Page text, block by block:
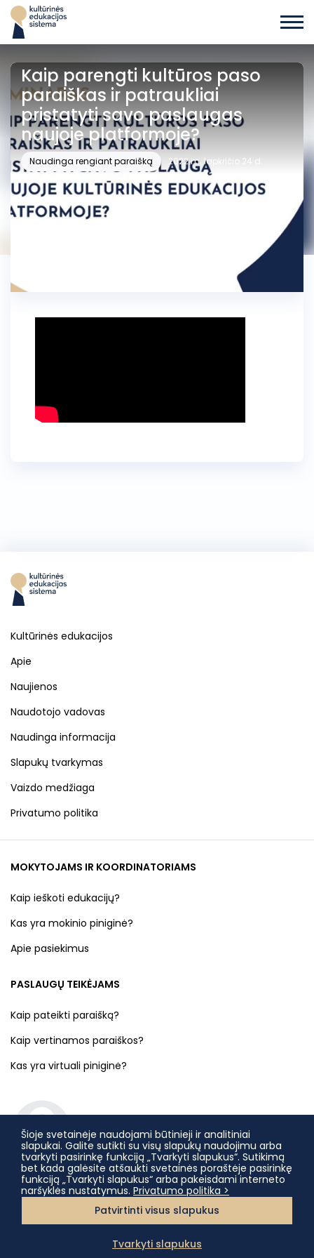
Kaip parengti kultūros paso
paraiškas ir patraukliai
pristatyti savo paslaugas
naujoje platformoje?
Naudinga rengiant paraišką 2022 m. lapkričio 24 d.
Kultūrinės edukacijos
Apie
Naujienos
Naudotojo vadovas
Naudinga informacija
Slapukų tvarkymas
Vaizdo medžiaga
Privatumo politika
MOKYTOJAMS IR KOORDINATORIAMS
Kaip ieškoti edukacijų?
Kas yra mokinio piniginė?
Apie pasiekimus
PASLAUGŲ TEIKĖJAMS
Kaip pateikti paraišką?
Kaip vertinamos paraiškos?
Kas yra virtuali piniginė?
© 2022 Lietuvos nacionalinė Martyno Mažvydo biblioteka,
Lietuvos Respublikos Kultūros ministerija
Šioje svetainėje naudojami būtinieji ir analitiniai
slapukai. Galite sutikti su visų slapukų naudojimu arba
tvarkyti pasirinkę funkciją „Tvarkyti slapukus“. Sutikimą
bet kada galėsite atšaukti svetainės poraštėje pasirinkę
funkciją „Tvarkyti slapukus“ arba pakeisdami interneto
naršyklės nustatymus. Privatumo politika >
Patvirtinti visus slapukus
Tvarkyti slapukus